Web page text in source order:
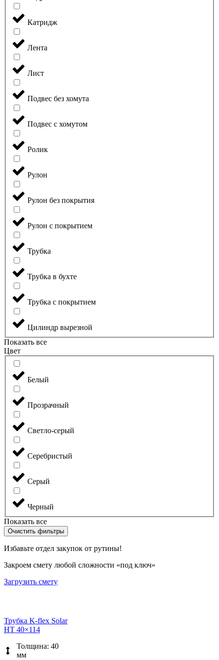
Катридж
Лента
Лист
Подвес без хомута
Подвес с хомутом
Ролик
Рулон
Рулон без покрытия
Рулон с покрытием
Трубка
Трубка в бухте
Трубка с покрытием
Цилиндр вырезной
Показать все
Цвет
Белый
Прозрачный
Светло-серый
Серебристый
Серый
Черный
Показать все
Очистить фильтры
Избавьте отдел закупок от рутины!
Закроем смету любой сложности «под ключ»
Загрузить смету
Трубка K-flex Solar
HT 40×114
Толщина: 40
мм